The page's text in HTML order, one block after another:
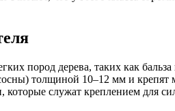
пород дерева, таких как
толщиной 10–12 мм и
служат креплением для